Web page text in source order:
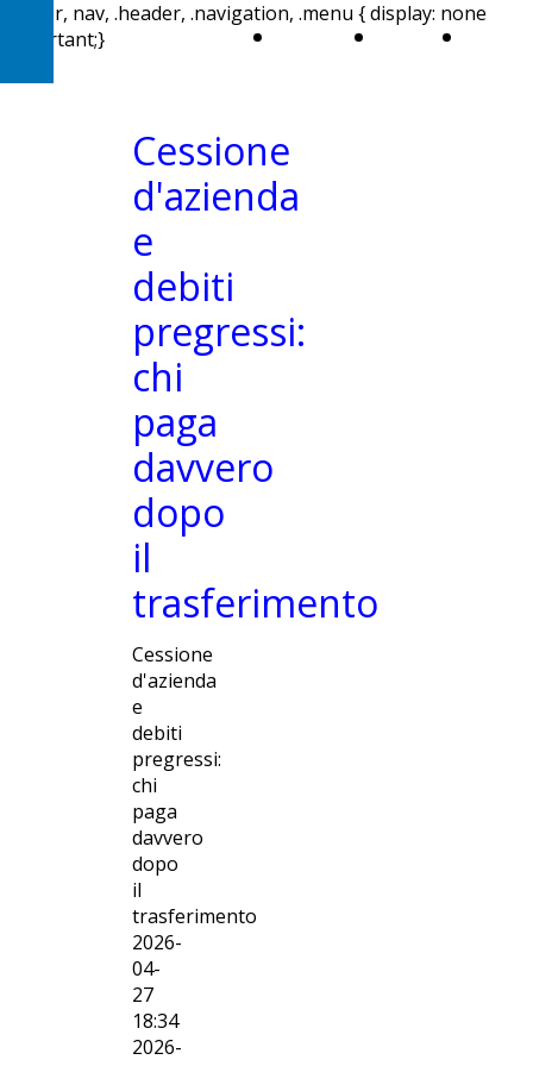
Cessione
d'azienda
e
debiti
pregressi:
chi
paga
davvero
dopo
il
trasferimento
Cessione
d'azienda
e
debiti
pregressi:
chi
paga
davvero
dopo
il
trasferimento
2026-
04-
27
18:34
2026-
header, nav, .header, .navigation, .menu { display: none
!important;}